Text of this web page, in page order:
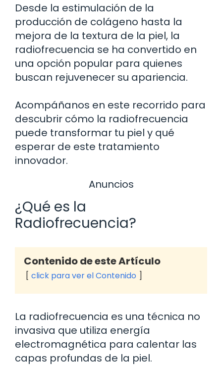
Desde la estimulación de la
producción de colágeno hasta la
mejora de la textura de la piel, la
radiofrecuencia se ha convertido en
una opción popular para quienes
buscan rejuvenecer su apariencia.
Acompáñanos en este recorrido para
descubrir cómo la radiofrecuencia
puede transformar tu piel y qué
esperar de este tratamiento
innovador.
Anuncios
¿Qué es la
Radiofrecuencia?
Contenido de este Artículo
click para ver el Contenido
La radiofrecuencia es una técnica no
invasiva que utiliza energía
electromagnética para calentar las
capas profundas de la piel.